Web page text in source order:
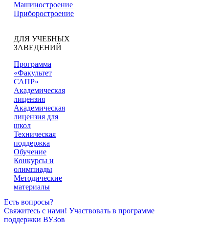
Машиностроение
Приборостроение
ДЛЯ УЧЕБНЫХ
ЗАВЕДЕНИЙ
Программа
«Факультет
САПР»
Академическая
лицензия
Академическая
лицензия для
школ
Техническая
поддержка
Обучение
Конкурсы и
олимпиады
Методические
материалы
Есть вопросы?
Свяжитесь с нами! Участвовать в программе
поддержки ВУЗов